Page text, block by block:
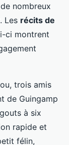
nombreux
Les récits de
ci montrent
trois amis
de Guingamp
à six
rapide et
félin,